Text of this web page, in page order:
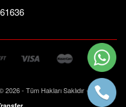
- Tüm Hakları Saklıdır -